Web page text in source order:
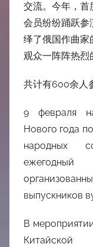
交流。今年，首
会员纷纷踊跃参
绎了俄国作曲家
观众一阵阵热烈
共计有600余人
9 февраля
Нового года
народных
выпускников
В
Китайской